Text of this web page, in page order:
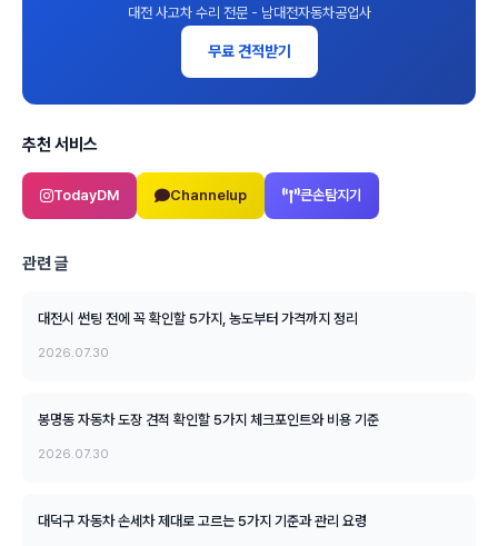
대전 사고차 수리 전문 - 남대전자동차공업사
무료 견적받기
추천 서비스
TodayDM Channelup 큰손탐지기
관련 글
대전시 썬팅 전에 꼭 확인할 5가지, 농도부터 가격까지 정리
2026.07.30
봉명동 자동차 도장 견적 확인할 5가지 체크포인트와 비용 기준
2026.07.30
대덕구 자동차 손세차 제대로 고르는 5가지 기준과 관리 요령